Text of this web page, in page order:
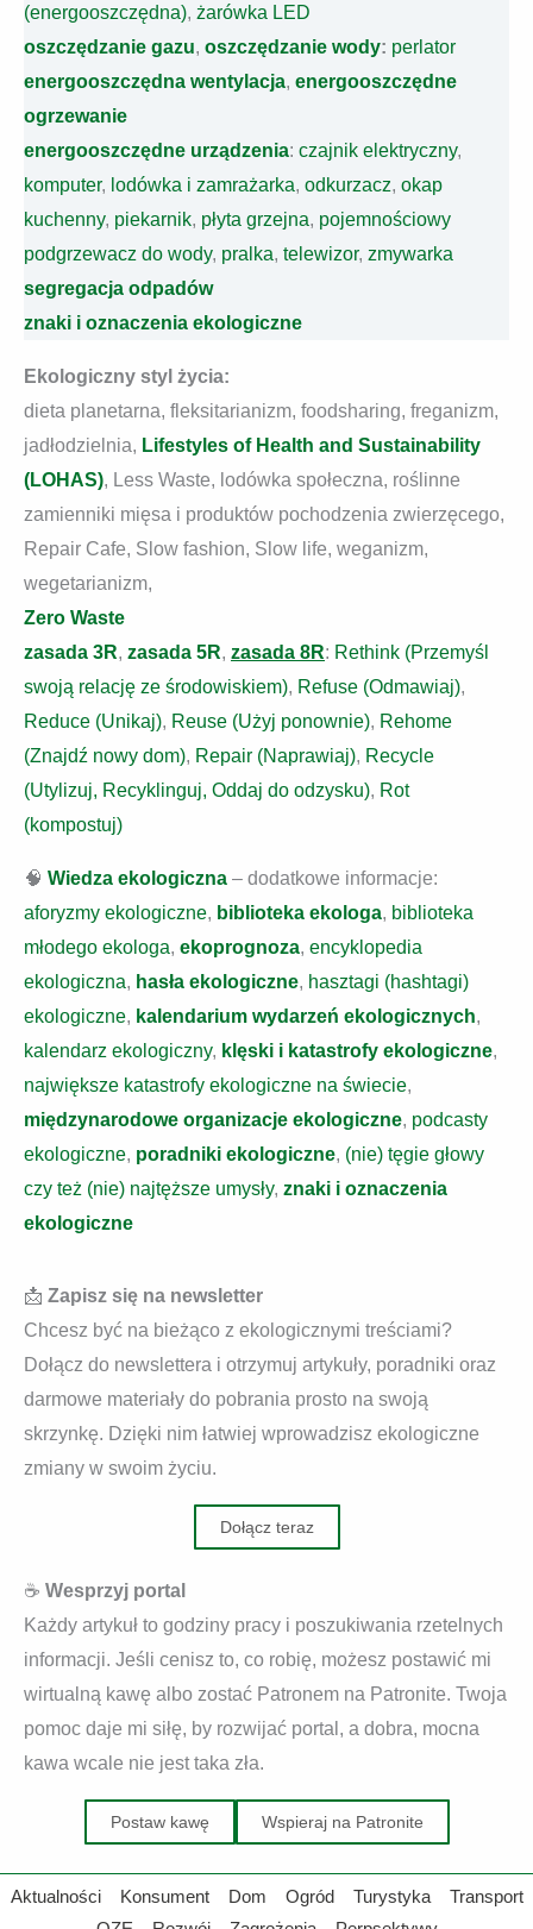
(energooszczędna), żarówka LED
oszczędzanie gazu, oszczędzanie wody: perlator
energooszczędna wentylacja, energooszczędne
ogrzewanie
energooszczędne urządzenia: czajnik elektryczny,
komputer, lodówka i zamrażarka, odkurzacz, okap
kuchenny, piekarnik, płyta grzejna, pojemnościowy
podgrzewacz do wody, pralka, telewizor, zmywarka
segregacja odpadów
znaki i oznaczenia ekologiczne
Ekologiczny styl życia:
dieta planetarna, fleksitarianizm, foodsharing, freganizm,
jadłodzielnia, Lifestyles of Health and Sustainability
(LOHAS), Less Waste, lodówka społeczna, roślinne
zamienniki mięsa i produktów pochodzenia zwierzęcego,
Repair Cafe, Slow fashion, Slow life, weganizm,
wegetarianizm,
Zero Waste
zasada 3R, zasada 5R, zasada 8R: Rethink (Przemyśl
swoją relację ze środowiskiem), Refuse (Odmawiaj),
Reduce (Unikaj), Reuse (Użyj ponownie), Rehome
(Znajdź nowy dom), Repair (Naprawiaj), Recycle
(Utylizuj, Recyklinguj, Oddaj do odzysku), Rot
(kompostuj)
🧠 Wiedza ekologiczna – dodatkowe informacje:
aforyzmy ekologiczne, biblioteka ekologa, biblioteka
młodego ekologa, ekoprognoza, encyklopedia
ekologiczna, hasła ekologiczne, hasztagi (hashtagi)
ekologiczne, kalendarium wydarzeń ekologicznych,
kalendarz ekologiczny, klęski i katastrofy ekologiczne,
największe katastrofy ekologiczne na świecie,
międzynarodowe organizacje ekologiczne, podcasty
ekologiczne, poradniki ekologiczne, (nie) tęgie głowy
czy też (nie) najtęższe umysły, znaki i oznaczenia
ekologiczne
📩 Zapisz się na newsletter
Chcesz być na bieżąco z ekologicznymi treściami?
Dołącz do newslettera i otrzymuj artykuły, poradniki oraz
darmowe materiały do pobrania prosto na swoją
skrzynkę. Dzięki nim łatwiej wprowadzisz ekologiczne
zmiany w swoim życiu.
Dołącz teraz
☕ Wesprzyj portal
Każdy artykuł to godziny pracy i poszukiwania rzetelnych
informacji. Jeśli cenisz to, co robię, możesz postawić mi
wirtualną kawę albo zostać Patronem na Patronite. Twoja
pomoc daje mi siłę, by rozwijać portal, a dobra, mocna
kawa wcale nie jest taka zła.
Postaw kawę Wspieraj na Patronite
Aktualności Konsument Dom Ogród Turystyka
Transport